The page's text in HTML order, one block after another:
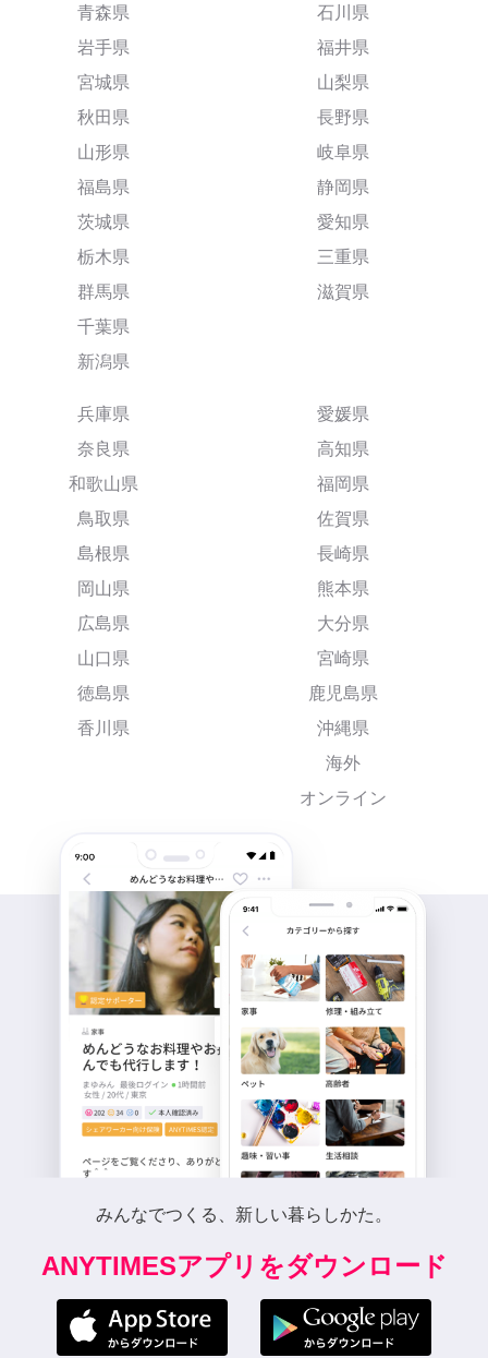
青森県
岩手県
宮城県
秋田県
山形県
福島県
茨城県
栃木県
群馬県
千葉県
新潟県
石川県
福井県
山梨県
長野県
岐阜県
静岡県
愛知県
三重県
滋賀県
兵庫県
奈良県
和歌山県
鳥取県
島根県
岡山県
広島県
山口県
徳島県
香川県
愛媛県
高知県
福岡県
佐賀県
長崎県
熊本県
大分県
宮崎県
鹿児島県
沖縄県
海外
オンライン
みんなでつくる、新しい暮らしかた。
ANYTIMESアプリをダウンロード